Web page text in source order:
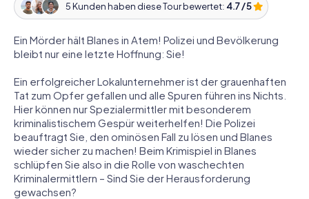
5 Kunden haben diese Tour bewertet: 4.7 / 5
Ein Mörder hält Blanes in Atem! Polizei und Bevölkerung
bleibt nur eine letzte Hoffnung: Sie!
Ein erfolgreicher Lokalunternehmer ist der grauenhaften
Tat zum Opfer gefallen und alle Spuren führen ins Nichts.
Hier können nur Spezialermittler mit besonderem
kriminalistischem Gespür weiterhelfen! Die Polizei
beauftragt Sie, den ominösen Fall zu lösen und Blanes
wieder sicher zu machen! Beim Krimispiel in Blanes
schlüpfen Sie also in die Rolle von waschechten
Kriminalermittlern – Sind Sie der Herausforderung
gewachsen?